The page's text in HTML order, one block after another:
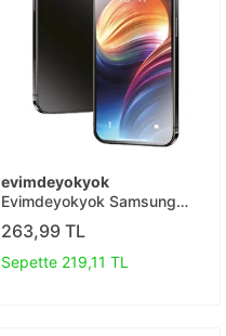
evimdeyokyok
Evimdeyokyok Samsung
Galaxy S23 Fe 3d Antistatik
Mat Seramik Nano Ekran
Koruyucu T20
263,99 TL
Sepette 219,11 TL